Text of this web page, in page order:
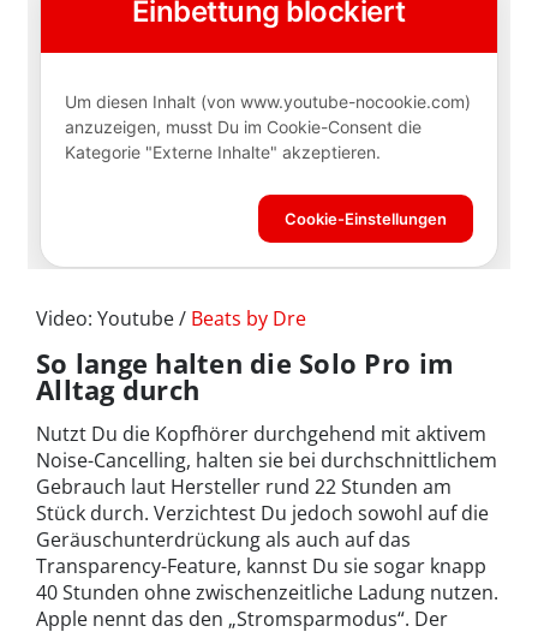
Video: Youtube / Beats by Dre
So lange halten die Solo Pro im
Alltag durch
Nutzt Du die Kopfhörer durchgehend mit aktivem
Noise-Cancelling, halten sie bei durchschnittlichem
Gebrauch laut Hersteller rund 22 Stunden am
Stück durch. Verzichtest Du jedoch sowohl auf die
Geräuschunterdrückung als auch auf das
Transparency-Feature, kannst Du sie sogar knapp
40 Stunden ohne zwischenzeitliche Ladung nutzen.
Apple nennt das den „Stromsparmodus“. Der